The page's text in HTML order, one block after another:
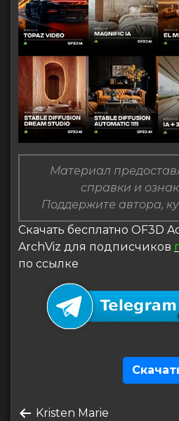
Материал
справки и
Поддержите автора,
Скачать бесплатно OF3D
ArchViz для подписчиков
по ссылке
Предыдущая
Kristen Marie